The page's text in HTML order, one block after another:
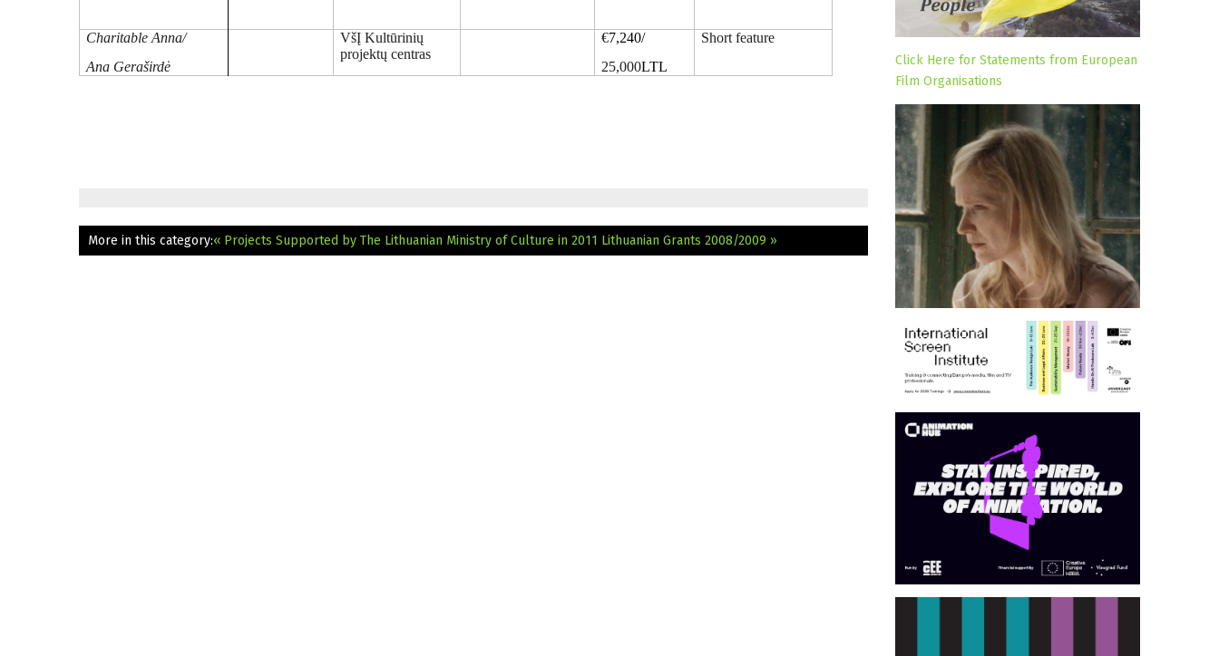
Charitable Anna/
Ana Geraširdė
VšĮ Kultūrinių
projektų centras
€7,240/
25,000LTL
Short feature
More in this category:« Projects Supported by The Lithuanian Ministry of Culture in 2011 Lithuanian Grants 2008/2009 »
Click Here for Statements from European
Film Organisations